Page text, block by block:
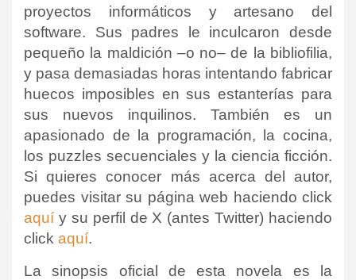
proyectos informáticos y artesano del
software. Sus padres le inculcaron desde
pequeño la maldición –o no– de la bibliofilia,
y pasa demasiadas horas intentando fabricar
huecos imposibles en sus estanterías para
sus nuevos inquilinos. También es un
apasionado de la programación, la cocina,
los puzzles secuenciales y la ciencia ficción.
Si quieres conocer más acerca del autor,
puedes visitar su página web haciendo click
aquí y su perfil de X (antes Twitter) haciendo
click aquí.
La sinopsis oficial de esta novela es la